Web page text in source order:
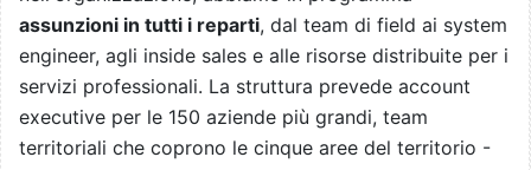
assunzioni in tutti i reparti, dal team di field ai system
engineer, agli inside sales e alle risorse distribuite per i
servizi professionali. La struttura prevede account
executive per le 150 aziende più grandi, team
territoriali che coprono le cinque aree del territorio -